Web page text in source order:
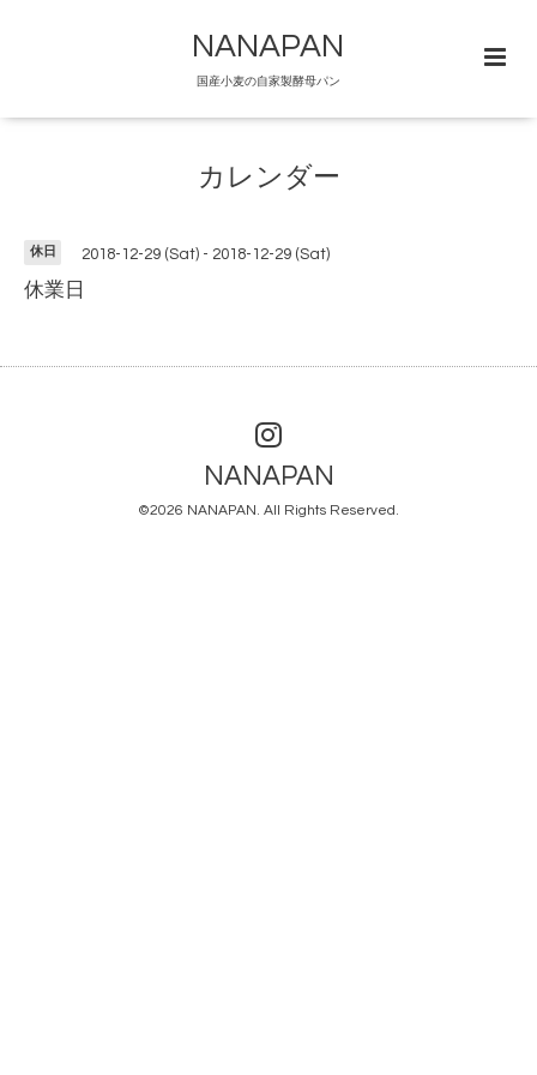
NANAPAN
国産小麦の自家製酵母パン
カレンダー
休日 2018-12-29 (Sat) - 2018-12-29 (Sat)
休業日
NANAPAN
©2026 NANAPAN. All Rights Reserved.